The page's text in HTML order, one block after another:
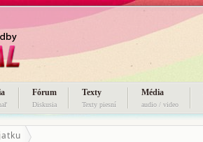
Fórum
Diskusia
Texty
Texty piesní
Média
audio / video